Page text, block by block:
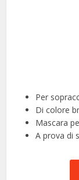
Per
Di colore
Mascara
A prova di